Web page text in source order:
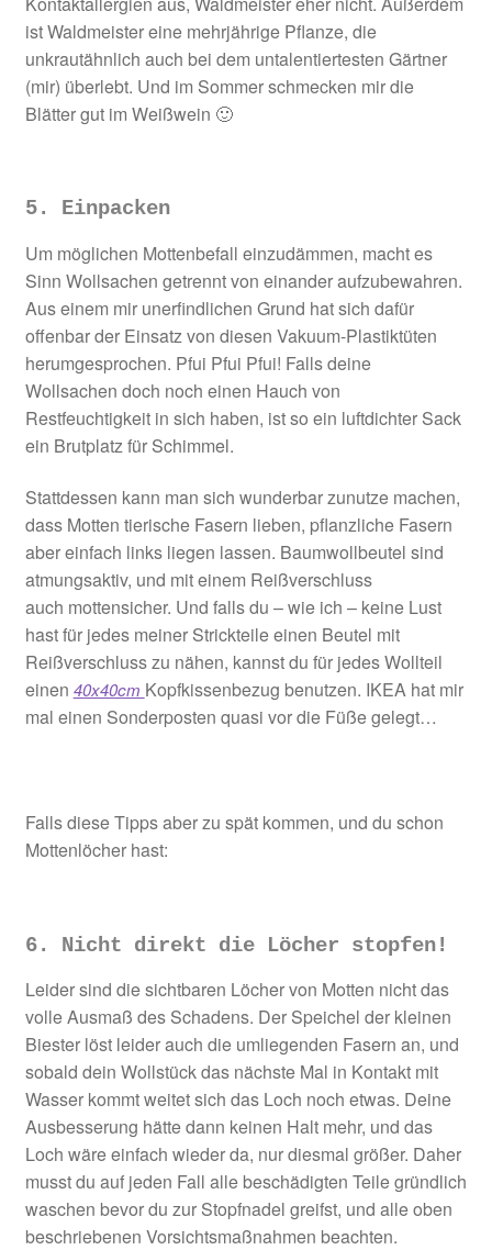
ist Waldmeister eine mehrjährige Pflanze, die
unkrautähnlich auch bei dem untalentiertesten Gärtner
(mir) überlebt. Und im Sommer schmecken mir die
Blätter gut im Weißwein 🙂
5. Einpacken
Um möglichen Mottenbefall einzudämmen, macht es
Sinn Wollsachen getrennt von einander aufzubewahren.
Aus einem mir unerfindlichen Grund hat sich dafür
offenbar der Einsatz von diesen Vakuum-Plastiktüten
herumgesprochen. Pfui Pfui Pfui! Falls deine
Wollsachen doch noch einen Hauch von
Restfeuchtigkeit in sich haben, ist so ein luftdichter Sack
ein Brutplatz für Schimmel.
Stattdessen kann man sich wunderbar zunutze machen,
dass Motten tierische Fasern lieben, pflanzliche Fasern
aber einfach links liegen lassen. Baumwollbeutel sind
atmungsaktiv, und mit einem Reißverschluss
auch mottensicher. Und falls du – wie ich – keine Lust
hast für jedes meiner Strickteile einen Beutel mit
Reißverschluss zu nähen, kannst du für jedes Wollteil
einen 40x40cm Kopfkissenbezug benutzen. IKEA hat mir
mal einen Sonderposten quasi vor die Füße gelegt…
Falls diese Tipps aber zu spät kommen, und du schon
Mottenlöcher hast:
6. Nicht direkt die Löcher stopfen!
Leider sind die sichtbaren Löcher von Motten nicht das
volle Ausmaß des Schadens. Der Speichel der kleinen
Biester löst leider auch die umliegenden Fasern an, und
sobald dein Wollstück das nächste Mal in Kontakt mit
Wasser kommt weitet sich das Loch noch etwas. Deine
Ausbesserung hätte dann keinen Halt mehr, und das
Loch wäre einfach wieder da, nur diesmal größer. Daher
musst du auf jeden Fall alle beschädigten Teile gründlich
waschen bevor du zur Stopfnadel greifst, und alle oben
beschriebenen Vorsichtsmaßnahmen beachten.